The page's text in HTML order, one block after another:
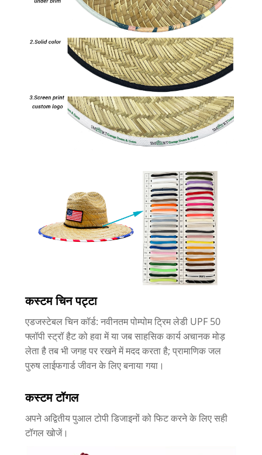
कस्टम चिन पट्टा
एडजस्टेबल चिन कॉर्ड: नवीनतम पोम्पोम ट्रिम लेडी UPF 50
फ्लॉपी स्ट्रॉ हैट को हवा में या जब साहसिक कार्य अचानक मोड़
लेता है तब भी जगह पर रखने में मदद करता है; प्रामाणिक जल
पुरुष लाईफगार्ड जीवन के लिए बनाया गया।
कस्टम टॉगल
अपने अद्वितीय पुआल टोपी डिजाइनों को फिट करने के लिए सही
टॉगल खोजें।